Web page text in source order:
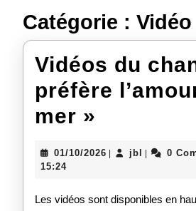
Catégorie : Vidéo
Vidéos du
préfère
mer »
01/10/2026 jbl 0
15:24
Les vidéos sont disponibles en haut de la page du